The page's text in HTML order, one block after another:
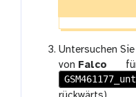
i
o
n
Untersuchen
von Falco
o